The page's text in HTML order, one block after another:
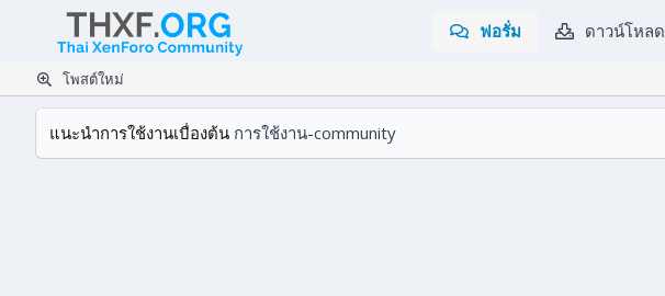
ฟอรั่ม ดาวน์โหลด
โพสต์ใหม่
แนะนำการใช้งานเบื่องต้น การใช้งาน-community